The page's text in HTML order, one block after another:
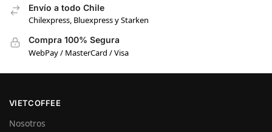
Envío a todo Chile
Chilexpress, Bluexpress y Starken
Compra 100% Segura
WebPay / MasterCard / Visa
VIETCOFFEE
Nosotros